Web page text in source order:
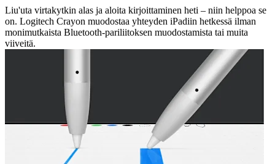
Liu'uta virtakytkin alas ja aloita kirjoittaminen heti – niin helppoa se
on. Logitech Crayon muodostaa yhteyden iPadiin hetkessä ilman
monimutkaista Bluetooth-pariliitoksen muodostamista tai muita
viiveitä.